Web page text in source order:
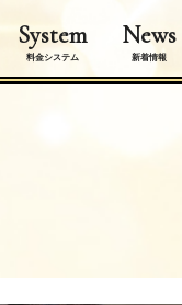
System
料金システム
News
新着情報